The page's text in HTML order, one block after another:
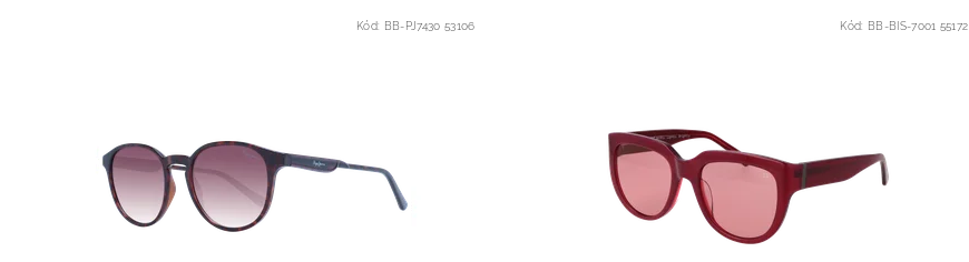
Kód: BB-PJ7430 53106 Kód: BB-BIS-7001 55172